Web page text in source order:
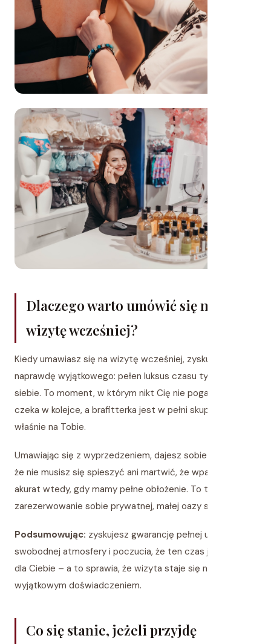
Dlaczego warto umówić się na
wizytę wcześniej?
Kiedy umawiasz się na wizytę wcześniej, zyskujesz coś
naprawdę wyjątkowego: pełen luksus czasu tylko dla
siebie. To moment, w którym nikt Cię nie pogania, nikt nie
czeka w kolejce, a brafitterka jest w pełni skupiona
właśnie na Tobie.
Umawiając się z wyprzedzeniem, dajesz sobie ten luksus,
że nie musisz się spieszyć ani martwić, że wpadniesz
akurat wtedy, gdy mamy pełne obłożenie. To trochę jak
zarezerwowanie sobie prywatnej, małej oazy spokoju.
Podsumowując: zyskujesz gwarancję pełnej uwagi,
swobodnej atmosfery i poczucia, że ten czas jest tylko
dla Ciebie – a to sprawia, że wizyta staje się naprawdę
wyjątkowym doświadczeniem.
Co się stanie, jeżeli przyjdę